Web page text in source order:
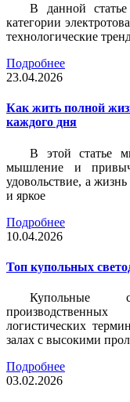
В данной
категории
технологические
Подробнее
23.04.2026
Как жить полной
каждого дня
В этой статье
мышление и
удовольствие, а
и яркое
Подробнее
10.04.2026
Топ купольных
Купольные
логистических
залах с высокими
Подробнее
03.02.2026